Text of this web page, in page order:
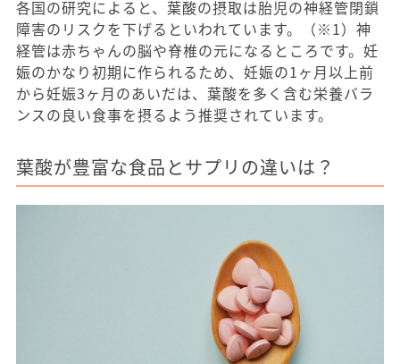
各国の研究によると、葉酸の摂取は胎児の神経管閉鎖
障害のリスクを下げるといわれています。（※1）神
経管は赤ちゃんの脳や脊椎の元になるところです。妊
娠のかなり初期に作られるため、妊娠の1ヶ月以上前
から妊娠3ヶ月のあいだは、葉酸を多く含む栄養バラ
ンスの良い食事を摂るよう推奨されています。
葉酸が豊富な食品とサプリの違いは？